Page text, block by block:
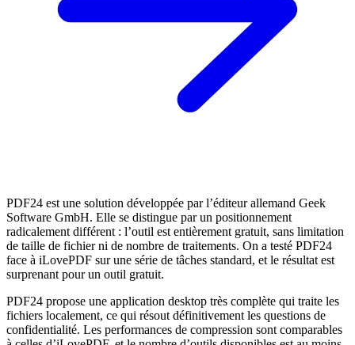
PDF24 est une solution développée par l’éditeur allemand Geek
Software GmbH. Elle se distingue par un positionnement
radicalement différent : l’outil est entièrement gratuit, sans limitation
de taille de fichier ni de nombre de traitements. On a testé PDF24
face à iLovePDF sur une série de tâches standard, et le résultat est
surprenant pour un outil gratuit.
PDF24 propose une application desktop très complète qui traite les
fichiers localement, ce qui résout définitivement les questions de
confidentialité. Les performances de compression sont comparables